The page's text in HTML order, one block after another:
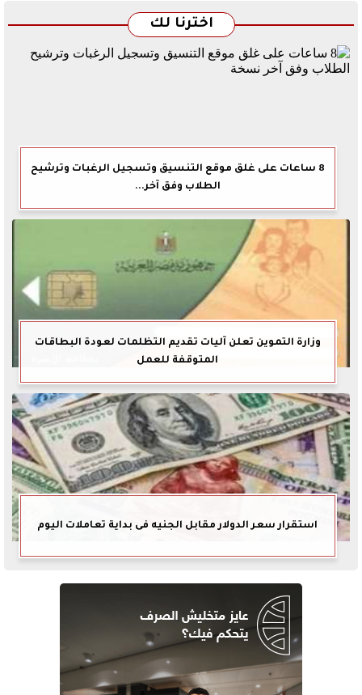
اخترنا لك
8 ساعات على غلق موقع التنسيق وتسجيل الرغبات وترشيح
الطلاب وفق آخر...
وزارة التموين تعلن آليات تقديم التظلمات لعودة البطاقات
المتوقفة للعمل
استقرار سعر الدولار مقابل الجنيه فى بداية تعاملات اليوم